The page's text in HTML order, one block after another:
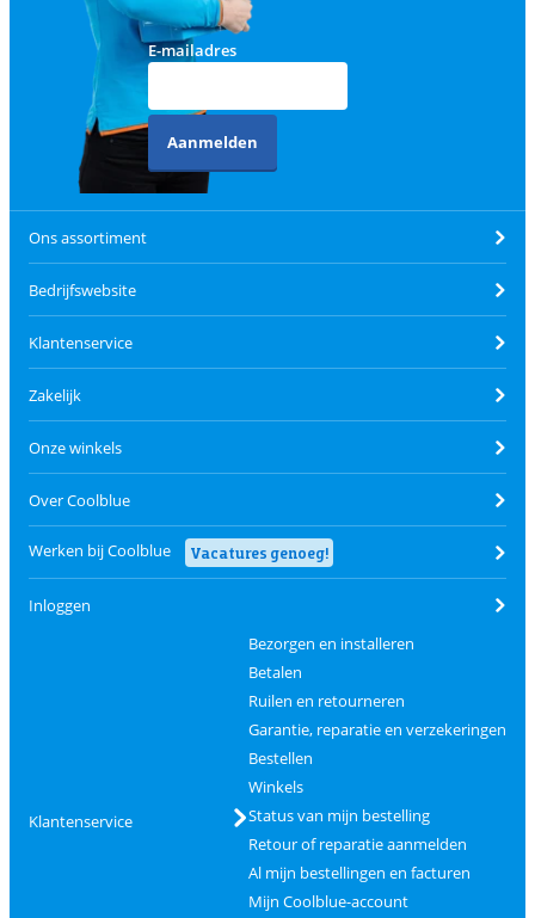
E-mailadres
Aanmelden
Ons assortiment
Bedrijfswebsite
Klantenservice
Zakelijk
Onze winkels
Over Coolblue
Werken bij Coolblue Vacatures genoeg!
Inloggen
Klantenservice
Bezorgen en installeren
Betalen
Ruilen en retourneren
Garantie, reparatie en verzekeringen
Bestellen
Winkels
Status van mijn bestelling
Retour of reparatie aanmelden
Al mijn bestellingen en facturen
Mijn Coolblue-account